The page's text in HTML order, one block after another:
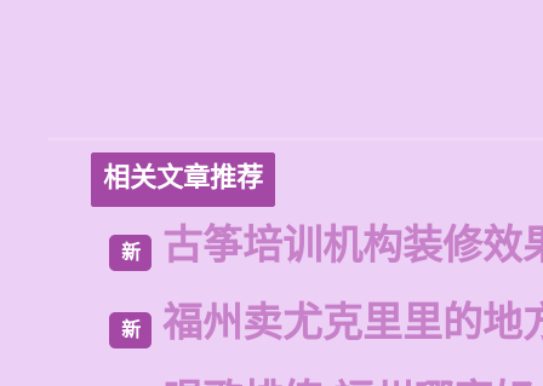
相关文章推荐
新 古筝培训机构装修效
新
福州卖尤克里里的地